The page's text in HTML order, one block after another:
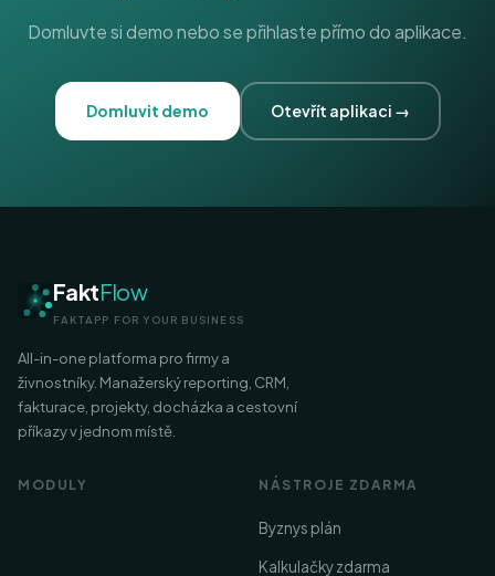
Domluvte si demo nebo se přihlaste přímo do aplikace.
Domluvit demo Otevřít aplikaci →
FaktFlow
FAKTAPP FOR YOUR BUSINESS
All-in-one platforma pro firmy a
živnostníky. Manažerský reporting, CRM,
fakturace, projekty, docházka a cestovní
příkazy v jednom místě.
MODULY NÁSTROJE ZDARMA
Byznys plán
Kalkulačky zdarma